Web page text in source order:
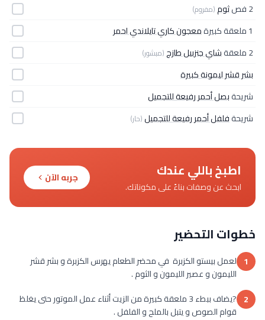
2 فص ثوم(مفروم)
1 ملعقة كبيرة
معجون كاري تايلاندي احمر
2 ملعقة
شاي جنزبيل طازج(مبشور)
بشر قشر ليمونة كبيرة
شريحةبصل أحمر رفيعة للتجميل
شريحةفلفل أحمر رفيعة للتجميل(حار)
اطبخ باللي عندك
ابحث عن وصفات بناءً على مكوناتك.
جربه الآن
خطوات التحضير
1 لعمل بيستو الكزبرة في محضر الطعام يهرس الكزبرة و بشر قشر
الليمون و عصير الليمون و الثوم .
2
?يضاف ببطء 3 ملعقة كبيرة من الزيت أثناء عمل الموتور حتى يغلظ
قوام الصوص و يتبل بالملح و الفلفل .